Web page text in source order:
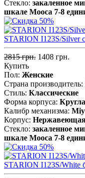
Стекло: закаленное
шкале Мооса 7-8
STARION I123S/Silver
2815 грн. 1408 грн.
Купить
Пол: Женские
Страна производитель:
Стиль: Классические
Форма корпуса:
Калибр механизма:
Корпус: Нержавеющая
Стекло: закаленное
шкале Мооса 7-8
STARION I123S/White